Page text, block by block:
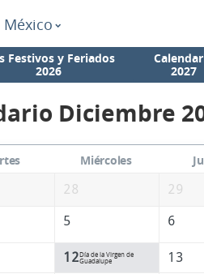
México
Festivos y Feriados
2026
2027
Diciembre
Miércoles
28 29
5 6
12Día de la Virgen de
Guadalupe
13